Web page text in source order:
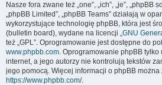
Nasze fora zwane też „one”, „ich”, „je”, „phpBB
„phpBB Limited”, „phpBB Teams” działają w
wykorzystujące technologię phpBB, która jest
(bulletin board), wydane na licencji „GNU
też „GPL”. Oprogramowanie jest dostępne do
www.phpbb.com. Oprogramowanie phpBB tylko
internet, a jego autorzy nie kontrolują tekstów
jego pomocą. Więcej informacji o phpBB można
https://www.phpbb.com/.